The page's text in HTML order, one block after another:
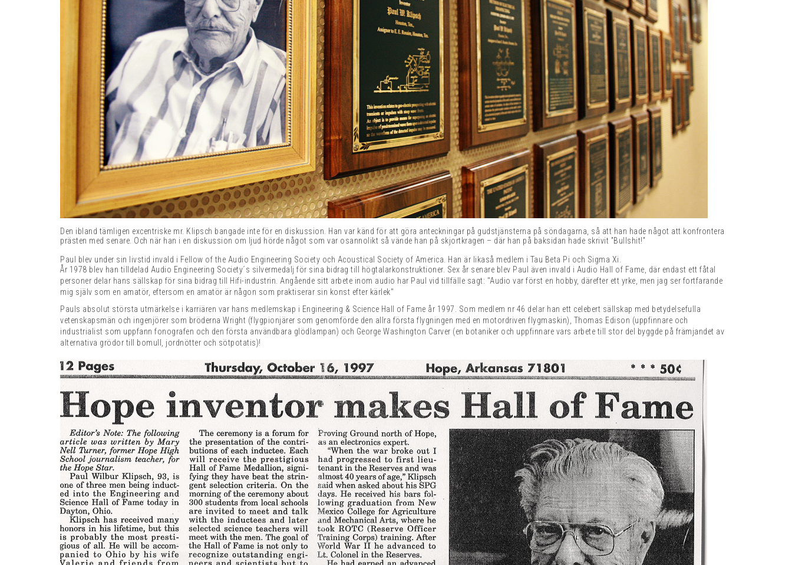
Den ibland tämligen excentriske mr. Klipsch bangade inte för en diskussion. Han var känd för att göra anteckningar på gudstjänsterna på söndagarna, så att han hade något att konfrontera
prästen med senare. Och när han i en diskussion om ljud hörde något som var osannolikt så vände han på skjortkragen – där han på baksidan hade skrivit ”Bullshit!”
Paul blev under sin livstid invald i Fellow of the Audio Engineering Society och Acoustical Society of America. Han är likaså medlem i Tau Beta Pi och Sigma Xi.
År 1978 blev han tilldelad Audio Engineering Society´s silvermedalj för sina bidrag till högtalarkonstruktioner. Sex år senare blev Paul även invald i Audio Hall of Fame, där endast ett fåtal
personer delar hans sällskap för sina bidrag till Hifi-industrin. Angående sitt arbete inom audio har Paul vid tillfälle sagt: "Audio var först en hobby, därefter ett yrke, men jag ser fortfarande
mig själv som en amatör, eftersom en amatör är någon som praktiserar sin konst efter kärlek"
Pauls absolut största utmärkelse i karriären var hans medlemskap i Engineering & Science Hall of Fame år 1997. Som medlem nr 46 delar han ett celebert sällskap med betydelsefulla
vetenskapsmän och ingenjörer som bröderna Wright (flygpionjärer som genomförde den allra första flygningen med en motordriven flygmaskin), Thomas Edison (uppfinnare och
industrialist som uppfann fonografen och den första användbara glödlampan) och George Washington Carver (en botaniker och uppfinnare vars arbete till stor del byggde på främjandet av
alternativa grödor till bomull, jordnötter och sötpotatis)!